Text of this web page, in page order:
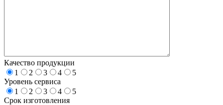
Качество продукции
1
2 3 4
5
Уровень сервиса
1
2 3 4
5
Срок изготовления